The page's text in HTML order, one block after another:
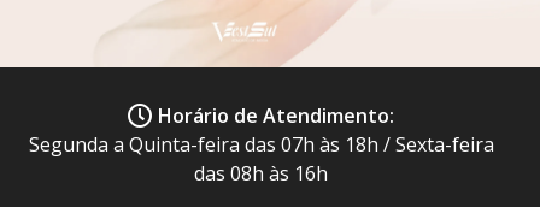
Horário de Atendimento:
Segunda a Quinta-feira das 07h às 18h / Sexta-feira
das 08h às 16h